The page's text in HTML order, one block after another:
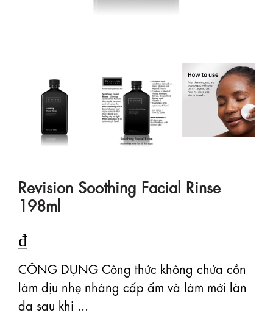
Revision Soothing Facial Rinse
198ml
₫
CÔNG DỤNG Công thức không chứa cồn
làm dịu nhẹ nhàng cấp ẩm và làm mới làn
da sau khi ...